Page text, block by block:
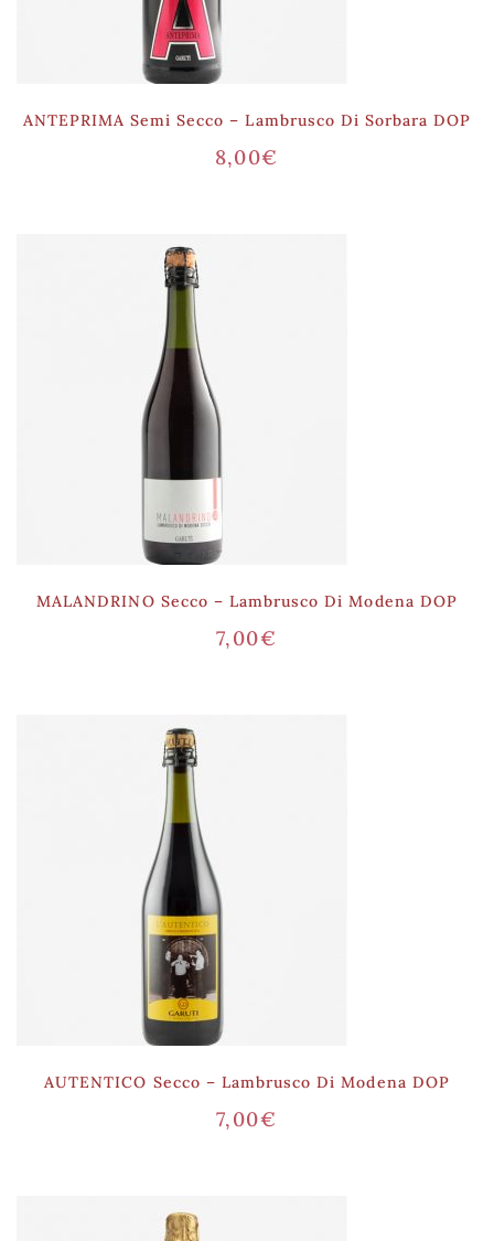
ANTEPRIMA Semi Secco – Lambrusco Di Sorbara DOP
8,00€
MALANDRINO Secco – Lambrusco Di Modena DOP
7,00€
AUTENTICO Secco – Lambrusco Di Modena DOP
7,00€